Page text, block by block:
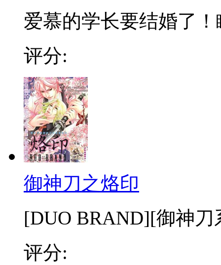
爱慕的学长要结婚了
评分:
御神刀之烙印
[DUO BRAND][御神
评分: